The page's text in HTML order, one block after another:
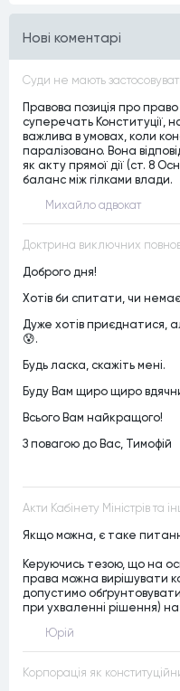
Нові коментарі
Правова позиція про
суперечать Конституції,
важлива в умовах, коли
паралізовано. Вона
як акту прямої дії (ст. 8
баланс між гілками влади.
Михайло адвокат
Доброго дня!
Хотів би спитати, чи немає
Дуже хотів приєднатися,
😰.
Будь ласка, скажіть мені.
Буду Вам щиро щиро
Всього Вам найкращого!
З повагою до Вас, Тимофій
Якщо можна, є таке
Керуючись тезою, що на
права можна вирішувати
допустимо
при ухваленні рішення) на
Юрій
Корпорація як